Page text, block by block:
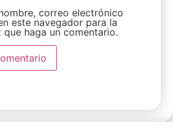
correo electrónico
este navegador para la
que haga un comentario.